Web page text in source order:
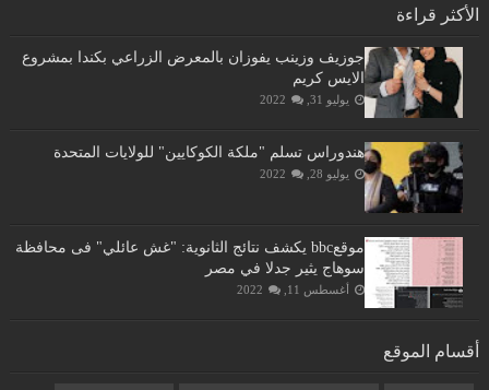
الأكثر قراءة
جوزيف وزينب يفوزان بالمعرض الزراعي بكندا بمشروع
الايس كريم
يوليو 31, 2022
هندوراس تسلم "ملكة الكوكايين" للولايات المتحدة
يوليو 28, 2022
موقعbbc يكشف نتائج الثانوية: "غش عائلي" فى محافظة
سوهاج يثير جدلا في مصر
أغسطس 11, 2022
أقسام الموقع